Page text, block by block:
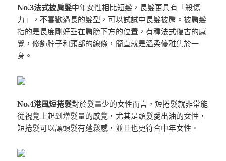
No.3法式披肩髮中年女性相比短髮，長髮更具有「殺傷
力」，不喜歡過長的髮型，可以試試中長髮披肩。披肩髮
指的是長度剛好垂在肩膀下方的位置，有種法式復古的感
覺，修飾脖子和頸部的線條，簡直就是溫柔優雅集於一
身。
No.4港風短捲髮對於髮量少的女性而言，短捲髮就非常能
從視覺上起到增髮量的感覺，尤其是頭髮愛出油的女性，
短捲髮可以讓頭髮有蓬鬆感，並且也更符合中年女性。